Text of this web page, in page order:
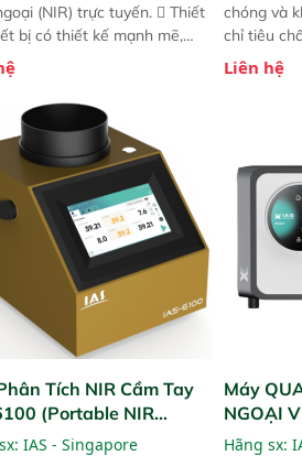
(NIR) trực tuyến.  Thiết
bị có thiết kế mạnh mẽ,
hóa, hỗ trợ tản nhiệt tăng
và đã qua kiểm tra áp suất
ngặt.  Cam kết: Mang lại
theo dõi thông số theo
thực và trực quan hóa dữ
tăng chỉ số ROI cho doanh
chóng và
chỉ tiêu
Phạm vi
cho nhiều
xuất hoặc
Liên hệ
Tích NIR Cầm Tay
(Portable NIR
IAS - Singapore
Máy
NGOẠI
R FT-
Hãng sx: